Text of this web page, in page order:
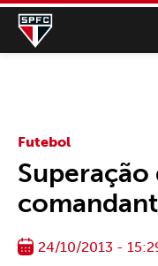
Futebol
24/10/2013 -